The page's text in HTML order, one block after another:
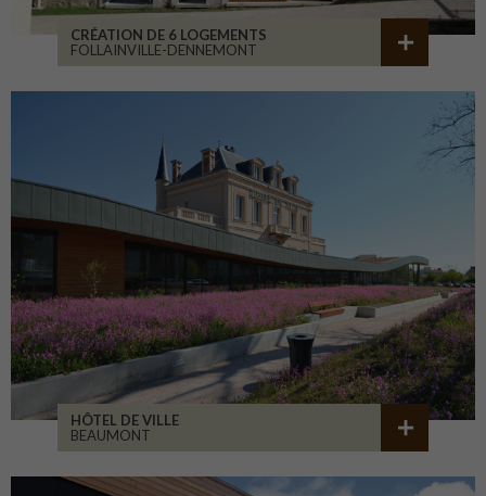
CRÉATION DE 6 LOGEMENTS
FOLLAINVILLE-DENNEMONT
HÔTEL DE VILLE
BEAUMONT